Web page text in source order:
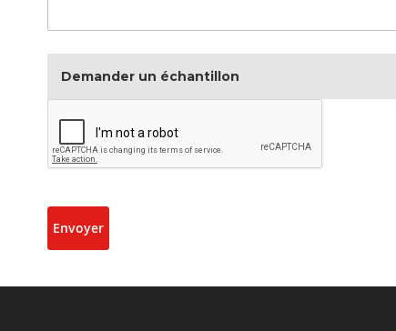
Demander un échantillon
Envoyer